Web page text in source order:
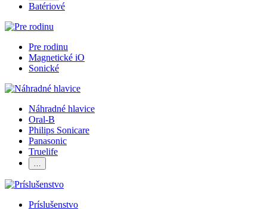
Batériové
Pre rodinu
Magnetické iO
Sonické
Náhradné hlavice
Oral-B
Philips Sonicare
Panasonic
Truelife
…
Príslušenstvo